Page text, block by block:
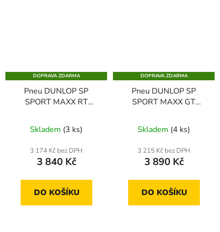
DOPRAVA ZDARMA
Pneu DUNLOP SP
SPORT MAXX RT
Skladem (3 ks)
3 174 Kč bez DPH
3 840 Kč
DO KOŠÍKU
DOPRAVA ZDARMA
Pneu DUNLOP SP
SPORT MAXX GT
Skladem (4 ks)
3 215 Kč bez DPH
3 890 Kč
DO KOŠÍKU